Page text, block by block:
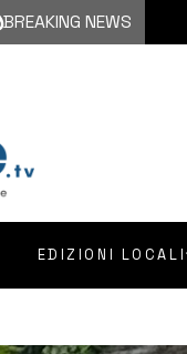
BREAKING NEWS
EDIZIONI LOCALI